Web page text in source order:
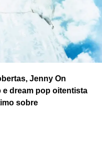
olhar pra dor e até sorrir
em
Sacode
, uma das
Kamadas, gravada com
acaba de ganhar um
Gui Midões, com
da Mantiqueira. Para
Jenny On
dream pop oitentista
sobre